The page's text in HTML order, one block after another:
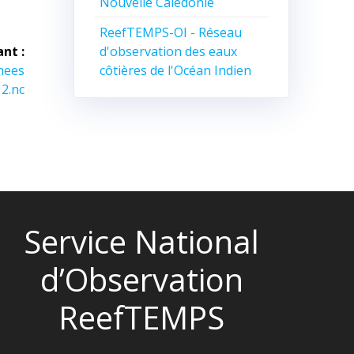
:
ReefTEMPS-OI - Réseau
d'observation des eaux
côtières de l'Océan Indien
Service National
d’Observation
ReefTEMPS